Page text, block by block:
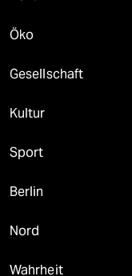
Öko
Gesellschaft
Kultur
Sport
Berlin
Nord
Wahrheit